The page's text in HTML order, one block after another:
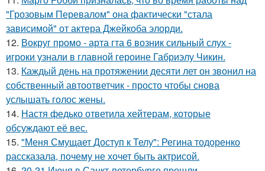
"Грозовым Перевалом" она фактически "стала
зависимой" от актера Джейкоба элорди.
12. Вокруг промо - арта гта 6 возник сильный слух -
игроки узнали в главной героине Габриэлу Чикин.
13. Каждый день на протяжении десяти лет он звонил на
собственный автоответчик - просто чтобы снова
услышать голос жены.
14. Настя федько ответила хейтерам, которые
обсуждают её вес.
15. "Меня Смущает Доступ к Телу": Регина тодоренко
рассказала, почему не хочет быть актрисой.